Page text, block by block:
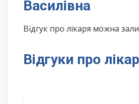
Василівна
Відгук про лікаря можна
Відгуки про